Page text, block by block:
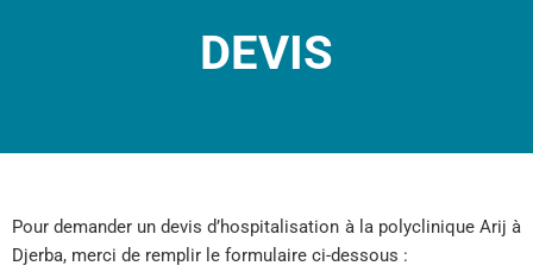
DEVIS
Pour demander un devis d’hospitalisation à la polyclinique Arij à
Djerba, merci de remplir le formulaire ci-dessous :